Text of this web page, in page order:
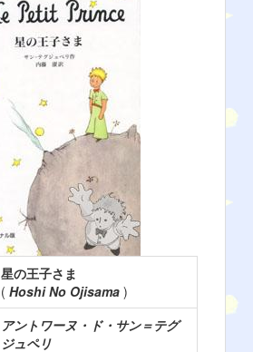
星の王子さま
( Hoshi No Ojisama )
アントワーヌ・ド・サン＝テグ
ジュペリ